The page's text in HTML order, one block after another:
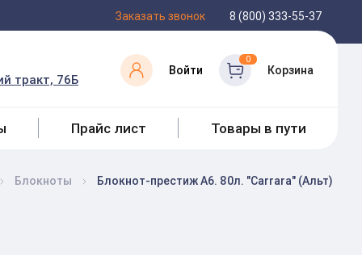
Заказать звонок 8 (800) 333-55-37
тракт, 76Б
Войти
0
Корзина
Прайс лист Товары в пути
Блокноты Блокнот-престиж А6. 80л. "Carrara" (Альт)